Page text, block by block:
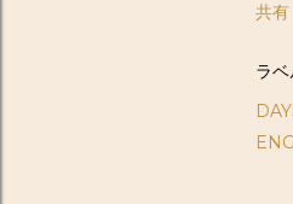
共有
ラ